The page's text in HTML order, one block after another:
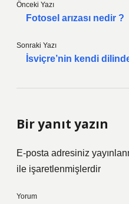
Önceki Yazı
Fotosel arızası nedir ?
Sonraki Yazı
İsviçre’nin kendi
Bir yanıt yazın
E-posta adresiniz
ile işaretlenmişlerdir
Yorum